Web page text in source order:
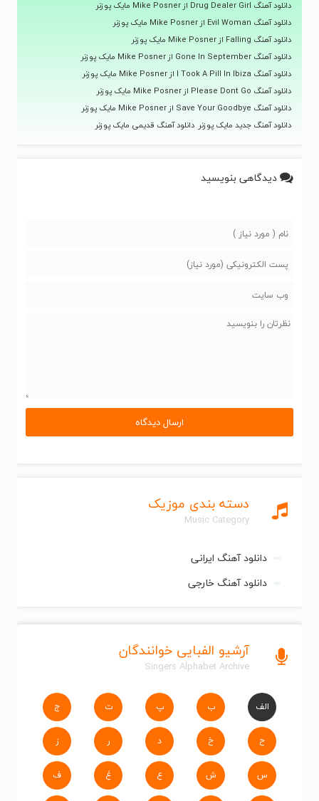
دسته بندی موزیک
Music Category
دانلود آهنگ ایرانی
دانلود آهنگ خارجی
آرشیو الفبایی خوانندگان
Singers Alphabet Archive
الف ب پ ت ج
ح خ د ر ز
س ش ع غ ف
دانلود آهنگ Drug Dealer Girl از Mike Posner مایک پوزنر
دانلود آهنگ Evil Woman از Mike Posner مایک پوزنر
دانلود آهنگ Falling از Mike Posner مایک پوزنر
دانلود آهنگ Gone In September از Mike Posner مایک پوزنر
دانلود آهنگ I Took A Pill In Ibiza از Mike Posner مایک پوزنر
دانلود آهنگ Please Dont Go از Mike Posner مایک پوزنر
دانلود آهنگ Save Your Goodbye از Mike Posner مایک پوزنر
دانلود آهنگ جدید مایک پوزنر دانلود آهنگ قدیمی مایک پوزنر
دیدگاهی بنویسید